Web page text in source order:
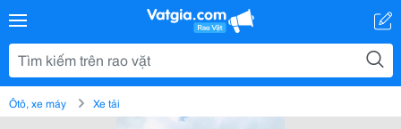
Ôtô, xe máy Xe tải